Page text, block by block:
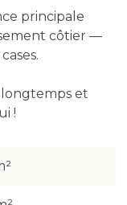
principale
côtier —
et
!